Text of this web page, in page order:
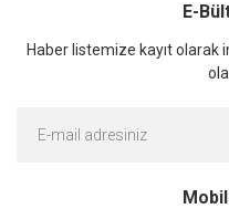
E-
Haber listemize kayıt